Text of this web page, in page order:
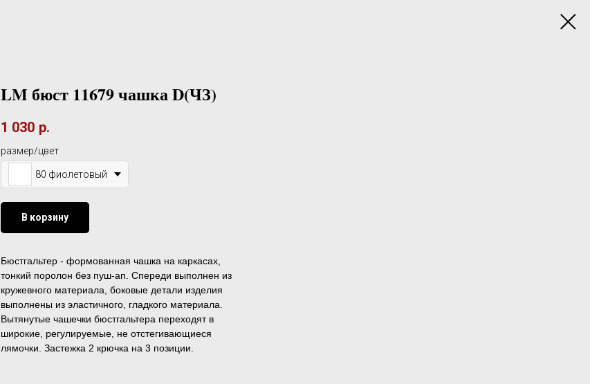
LM бюст 11679 чашка D(ЧЗ)
1 030 р.
размер/цвет
80 фиолетовый
В корзину
Бюстгальтер - формованная чашка на каркасах,
тонкий поролон без пуш-ап. Спереди выполнен из
кружевного материала, боковые детали изделия
выполнены из эластичного, гладкого материала.
Вытянутые чашечки бюстгальтера переходят в
широкие, регулируемые, не отстегивающиеся
лямочки. Застежка 2 крючка на 3 позиции.